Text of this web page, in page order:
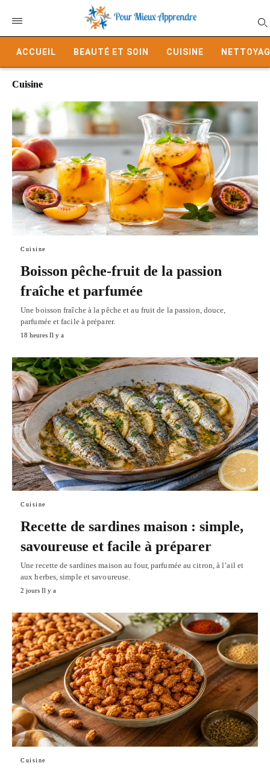
ACCUEIL BEAUTÉ ET SOIN CUISINE
Cuisine
Cuisine
Boisson pêche-fruit de la passion
fraîche et parfumée
Une boisson fraîche à la pêche et au fruit de la passion, douce,
parfumée et facile à préparer.
18 heures Il y a
Cuisine
Recette de sardines maison : simple,
savoureuse et facile à préparer
Une recette de sardines maison au four, parfumée au citron, à l’ail et
aux herbes, simple et savoureuse.
2 jours Il y a
Cuisine